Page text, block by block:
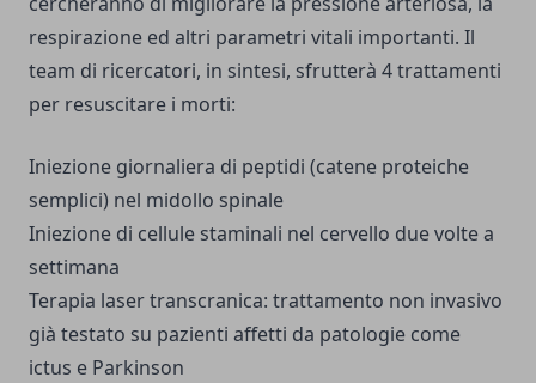
respirazione ed altri parametri vitali importanti. Il
team di ricercatori, in sintesi, sfrutterà 4 trattamenti
per resuscitare i morti:
Iniezione giornaliera di peptidi (catene proteiche
semplici) nel midollo spinale
Iniezione di cellule staminali nel cervello due volte a
settimana
Terapia laser transcranica: trattamento non invasivo
già testato su pazienti affetti da patologie come
ictus e Parkinson